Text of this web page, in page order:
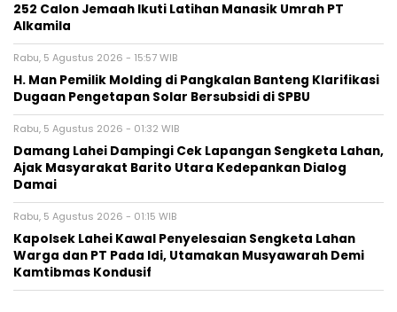
252 Calon Jemaah Ikuti Latihan Manasik Umrah PT
Alkamila
Rabu, 5 Agustus 2026 - 15:57 WIB
H. Man Pemilik Molding di Pangkalan Banteng Klarifikasi
Dugaan Pengetapan Solar Bersubsidi di SPBU
Rabu, 5 Agustus 2026 - 01:32 WIB
Damang Lahei Dampingi Cek Lapangan Sengketa Lahan,
Ajak Masyarakat Barito Utara Kedepankan Dialog
Damai
Rabu, 5 Agustus 2026 - 01:15 WIB
Kapolsek Lahei Kawal Penyelesaian Sengketa Lahan
Warga dan PT Pada Idi, Utamakan Musyawarah Demi
Kamtibmas Kondusif